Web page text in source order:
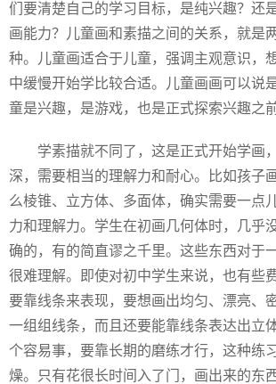
们要清楚自己的学习目标，是纯兴趣？还
画能力？儿童画和素描之间的关系，就是
种。儿童画适合于儿童，强调主观意识，
中缓慢开始学比较合适。儿童画画可以说
童是兴趣，是游戏，也是正式探索兴趣之
学素描就不同了，这是正式开始学画
深，需要相当的理解力和耐心。比如孩子
么棱锥、立方体、多面体，确实需要一点
力和理解力。学生在初画几何体时，几乎
确的，有的简直谬之千里。这些东西对于
很难理解。即使对初中学生来说，也有些
要靠线条来表现，要想画出均匀、漂亮、
一组组线条，而且还要能靠线条表达出立
个容易事，要靠长期的磨练才行，这种练
燥。只有花很长时间入了门，画出来的东